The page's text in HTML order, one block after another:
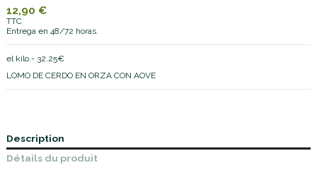
12,90 €
TTC
Entrega en 48/72 horas.
el kilo.- 32.25€
LOMO DE CERDO EN ORZA CON AOVE
Description
Détails du produit